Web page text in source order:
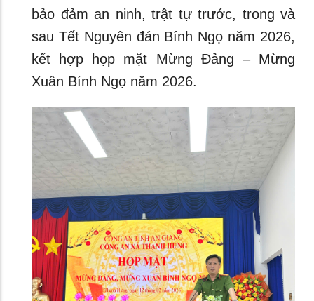
bảo đảm an ninh, trật tự trước, trong và
sau Tết Nguyên đán Bính Ngọ năm 2026,
kết hợp họp mặt Mừng Đảng – Mừng
Xuân Bính Ngọ năm 2026.